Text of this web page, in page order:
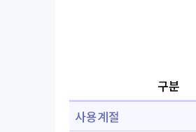
구분
사용계절